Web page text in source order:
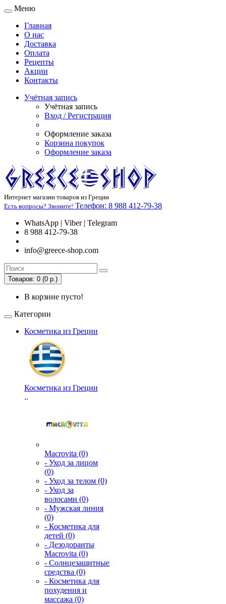
Меню
Главная
О нас
Доставка
Оплата
Рецепты
Акции
Контакты
Учётная запись
Учётная запись
Вход / Регистрация
Оформление заказа
Корзина покупок
Оформление заказа
Интернет магазин товаров из Греции
Есть вопросы? Звоните! Телефон: 8 988 412-79-38
WhatsApp | Viber | Telegram
8 988 412-79-38
info@greece-shop.com
Товаров: 0 (0 р.)
В корзине пусто!
Категории
Косметика из Греции
Косметика из Греции
..
Macrovita (0)
- Уход за лицом
(0)
- Уход за телом (0)
- Уход за
волосами (0)
- Мужская линия
(0)
- Косметика для
детей (0)
- Дезодоранты
Macrovita (0)
- Солнцезащитные
средства (0)
- Косметика для
похудения и
массажа (0)